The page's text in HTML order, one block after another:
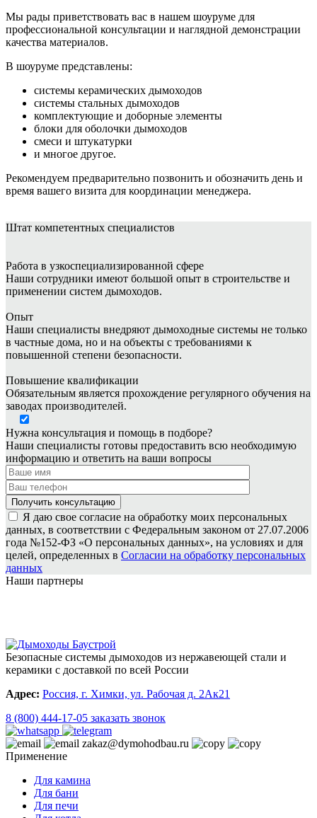
Мы рады приветствовать вас в нашем шоуруме для
профессиональной консультации и наглядной демонстрации
качества материалов.
В шоуруме представлены:
системы керамических дымоходов
системы стальных дымоходов
комплектующие и доборные элементы
блоки для оболочки дымоходов
смеси и штукатурки
и многое другое.
Рекомендуем предварительно позвонить и обозначить день и
время вашего визита для координации менеджера.
Штат компетентных специалистов
Работа в узкоспециализированной сфере
Наши сотрудники имеют большой опыт в строительстве и
применении систем дымоходов.
Опыт
Наши специалисты внедряют дымоходные системы не только
в частные дома, но и на объекты с требованиями к
повышенной степени безопасности.
Повышение квалификации
Обязательным является прохождение регулярного обучения на
заводах производителей.
Нужна консультация и помощь в подборе?
Наши специалисты готовы предоставить всю необходимую
информацию и ответить на ваши вопросы
Я даю свое согласие на обработку моих персональных
данных, в соответствии с Федеральным законом от 27.07.2006
года №152-ФЗ «О персональных данных», на условиях и для
целей, определенных в Согласии на обработку персональных
данных
Наши партнеры
Безопасные системы дымоходов из нержавеющей стали и
керамики с доставкой по всей России
Адрес: Россия, г. Химки, ул. Рабочая д. 2Ак21
8 (800) 444-17-05 заказать звонок
zakaz@dymohodbau.ru
Применение
Для камина
Для бани
Для печи